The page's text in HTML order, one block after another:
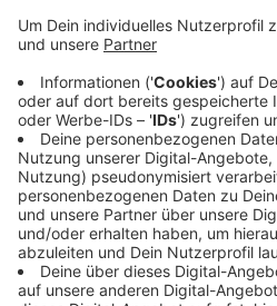
Das ist der Politik im
mitgeteilt worden. Im
beschlossen, einen neuen
Gerade wegen dieser
die Bildung weiterer
notwendig, heißt es in der
soll im Baugebiet
dann im Sommer 2020 an
Veröffentlicht:Donnerstag,